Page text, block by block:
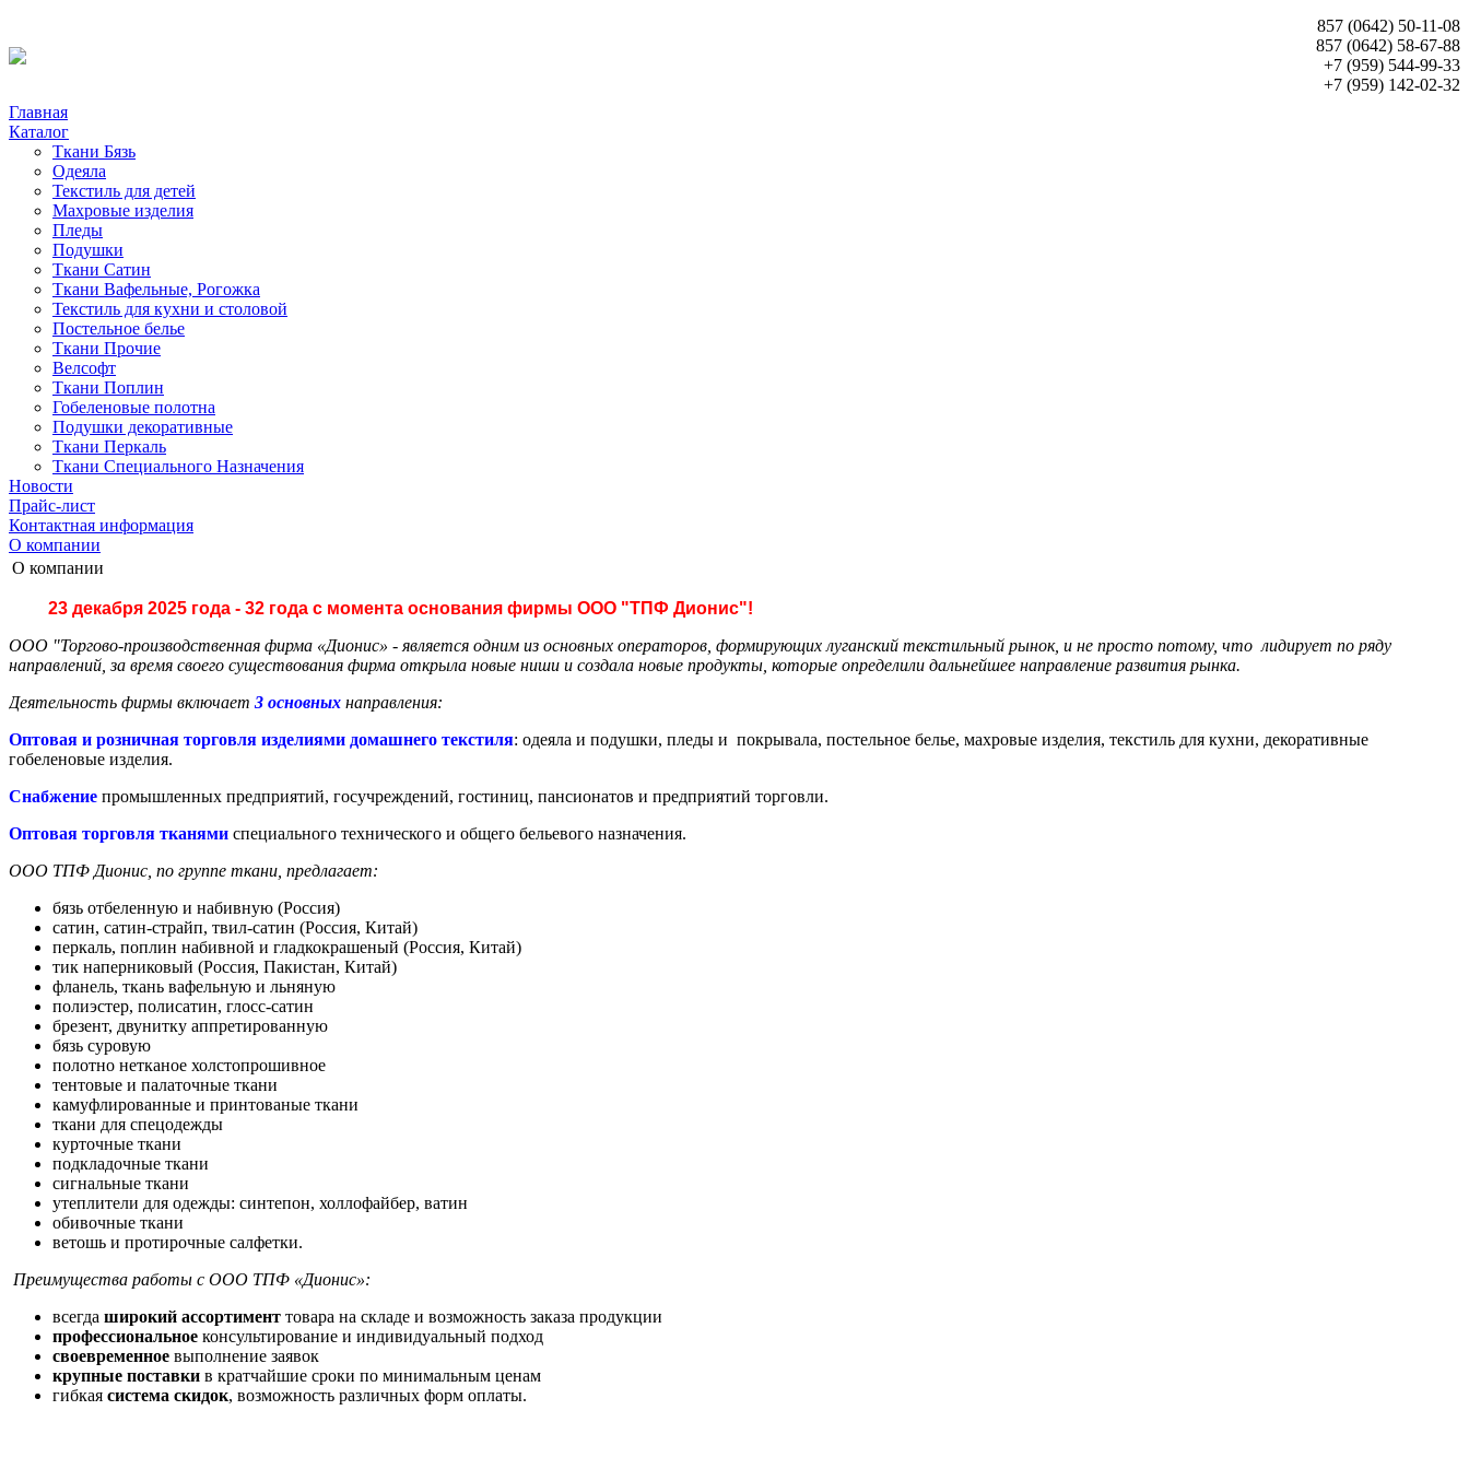
857 (0642) 50-11-08
857 (0642) 58-67-88
+7 (959) 544-99-33
+7 (959) 142-02-32
Главная
Каталог
Ткани Бязь
Одеяла
Текстиль для детей
Махровые изделия
Пледы
Подушки
Ткани Сатин
Ткани Вафельные, Рогожка
Текстиль для кухни и столовой
Постельное белье
Ткани Прочие
Велсофт
Ткани Поплин
Гобеленовые полотна
Подушки декоративные
Ткани Перкаль
Ткани Специального Назначения
Новости
Прайс-лист
Контактная информация
О компании
О компании
23 декабря 2025 года - 32 года с момента основания фирмы ООО "ТПФ Дионис"!
ООО "Торгово-производственная фирма «Дионис» - является одним из основных операторов, формирующих луганский текстильный рынок, и не просто потому, что лидирует по ряду
направлений, за время своего существования фирма открыла новые ниши и создала новые продукты, которые определили дальнейшее направление развития рынка.
Деятельность фирмы включает 3 основных направления:
Оптовая и розничная торговля изделиями домашнего текстиля: одеяла и подушки, пледы и покрывала, постельное белье, махровые изделия, текстиль для кухни, декоративные
гобеленовые изделия.
Снабжение промышленных предприятий, госучреждений, гостиниц, пансионатов и предприятий торговли.
Оптовая торговля тканями специального технического и общего бельевого назначения.
ООО ТПФ Дионис, по группе ткани, предлагает:
бязь отбеленную и набивную (Россия)
сатин, сатин-страйп, твил-сатин (Россия, Китай)
перкаль, поплин набивной и гладкокрашеный (Россия, Китай)
тик наперниковый (Россия, Пакистан, Китай)
фланель, ткань вафельную и льняную
полиэстер, полисатин, глосс-сатин
брезент, двунитку аппретированную
бязь суровую
полотно нетканое холстопрошивное
тентовые и палаточные ткани
камуфлированные и принтованые ткани
ткани для спецодежды
курточные ткани
подкладочные ткани
сигнальные ткани
утеплители для одежды: синтепон, холлофайбер, ватин
обивочные ткани
ветошь и протирочные салфетки.
Преимущества работы с ООО ТПФ «Дионис»:
всегда широкий ассортимент товара на складе и возможность заказа продукции
профессиональное консультирование и индивидуальный подход
своевременное выполнение заявок
крупные поставки в кратчайшие сроки по минимальным ценам
гибкая система скидок, возможность различных форм оплаты.